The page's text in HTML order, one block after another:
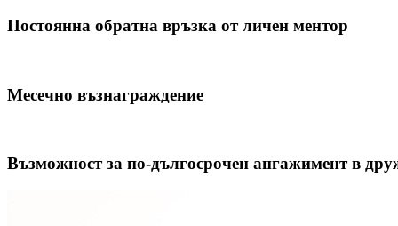
Постоянна обратна връзка от личен ментор
Месечно възнаграждение
Възможност за по-дългосрочен ангажимент в